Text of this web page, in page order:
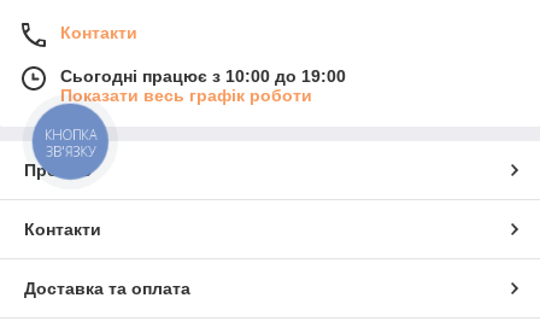
Контакти
Сьогодні працює з 10:00 до 19:00
Показати весь графік роботи
Про нас
Контакти
Доставка та оплата
КНОПКА
ЗВ'ЯЗКУ